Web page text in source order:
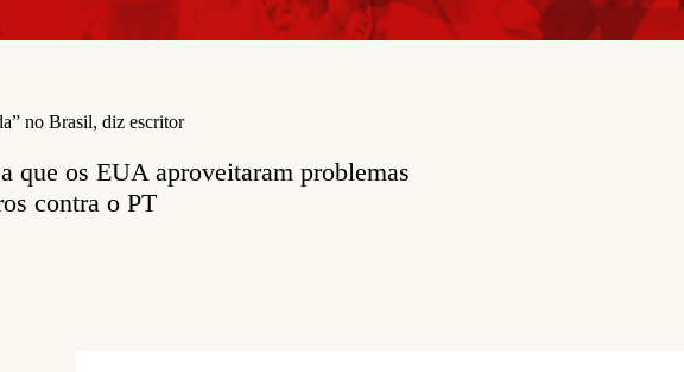
no Brasil, diz escritor
que os EUA aproveitaram problemas
contra o PT